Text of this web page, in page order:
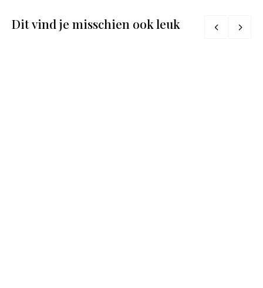
Dit vind je misschien ook leuk